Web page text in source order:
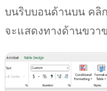
บนริบบอนด้านบน คลิ
จะแสดงทางด้านขวา